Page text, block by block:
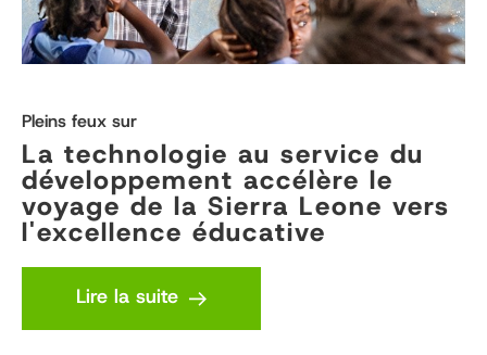
Pleins feux sur
La technologie au service du
développement accélère le
voyage de la Sierra Leone vers
l'excellence éducative
Lire la suite